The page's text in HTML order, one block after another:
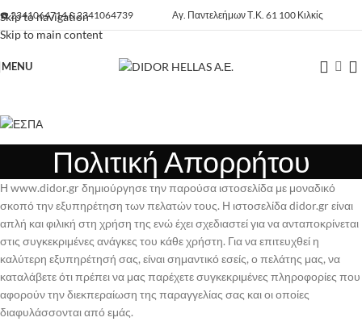
Skip to navigation
Skip to main content
☎️2341064714&2341064739 Αγ. Παντελεήμων Τ.Κ. 61 100 Κιλκίς
MENU
Πολιτική Απορρήτου
Η www.didor.gr δημιούργησε την παρούσα ιστοσελίδα με μοναδικό
σκοπό την εξυπηρέτηση των πελατών τους. Η ιστοσελίδα didor.gr είναι
απλή και φιλική στη χρήση της ενώ έχει σχεδιαστεί για να ανταποκρίνεται
στις συγκεκριμένες ανάγκες του κάθε χρήστη. Για να επιτευχθεί η
καλύτερη εξυπηρέτησή σας, είναι σημαντικό εσείς, ο πελάτης μας, να
καταλάβετε ότι πρέπει να μας παρέχετε συγκεκριμένες πληροφορίες που
αφορούν την διεκπεραίωση της παραγγελίας σας και οι οποίες
διαφυλάσσονται από εμάς.